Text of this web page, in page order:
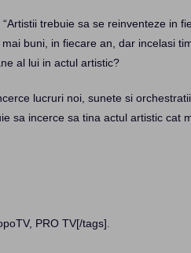
trebuie sa se reinventeze in
buni, in fiecare an, dar incelasi
al lui in actul artistic?
lucruri noi, sunete si
sa incerce sa tina actul artistic cat
PRO TV[/tags]